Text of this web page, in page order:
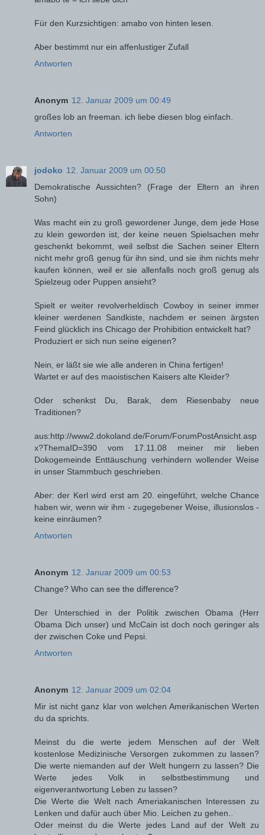
Für den Kurzsichtigen: amabo von hinten lesen.
Aber bestimmt nur ein affenlustiger Zufall
Antworten
Anonym 12. Januar 2009 um 00:49
großes lob an freeman. ich liebe diesen blog einfach.
Antworten
jodoko 12. Januar 2009 um 00:50
Demokratische Aussichten? (Frage der Eltern an ihren
Sohn)
Was macht ein zu groß gewordener Junge, dem jede Hose
zu klein geworden ist, der keine neuen Spielsachen mehr
geschenkt bekommt, weil selbst die Sachen seiner Eltern
nicht mehr groß genug für ihn sind, und sie ihm nichts mehr
kaufen können, weil er sie allenfalls noch groß genug als
Spielzeug oder Puppen ansieht?
Spielt er weiter revolverheldisch Cowboy in seiner immer
kleiner werdenen Sandkiste, nachdem er seinen ärgsten
Feind glücklich ins Chicago der Prohibition entwickelt hat?
Produziert er sich nun seine eigenen?
Nein, er läßt sie wie alle anderen in China fertigen!
Wartet er auf des maoistischen Kaisers alte Kleider?
Oder schenkst Du, Barak, dem Riesenbaby neue
Traditionen?
aus:http://www2.dokoland.de/Forum/ForumPostAnsicht.asp
x?ThemaID=390 vom 17.11.08 meiner mir lieben
Dokogemeinde Enttäuschung verhindern wollender Weise
in unser Stammbuch geschrieben.
Aber: der Kerl wird erst am 20. eingeführt, welche Chance
haben wir, wenn wir ihm - zugegebener Weise, illusionslos -
keine einräumen?
Antworten
Anonym 12. Januar 2009 um 00:53
Change? Who can see the difference?
Der Unterschied in der Politik zwischen Obama (Herr
Obama Dich unser) und McCain ist doch noch geringer als
der zwischen Coke und Pepsi.
Antworten
Anonym 12. Januar 2009 um 02:04
Mir ist nicht ganz klar von welchen Amerikanischen Werten
du da sprichts.
Meinst du die werte jedem Menschen auf der Welt
kostenlose Medizinische Versorgen zukommen zu lassen?
Die werte niemanden auf der Welt hungern zu lassen? Die
Werte jedes Volk in selbstbestimmung und
eigenverantwortung Leben zu lassen?
Die Werte die Welt nach Ameriakanischen Interessen zu
Lenken und dafür auch über Mio. Leichen zu gehen..
Oder meinst du die Werte jedes Land auf der Welt zu